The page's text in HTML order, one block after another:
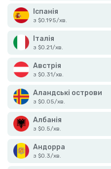
Іспанія
з $0.195/хв.
Італія
з $0.21/хв.
Австрія
з $0.31/хв.
Аландські острови
з $0.05/хв.
Албанія
з $0.5/хв.
Андорра
з $0.3/хв.